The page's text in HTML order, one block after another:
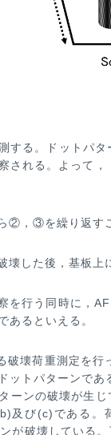
する。ドットパ
される。よって，
②，③を繰り返す
した後，基板上
を行う同時に，
あるといえる。
壊荷重測定を行
ットパターンであ
ーンの破壊が生
及び(c)である。
が破壊している。